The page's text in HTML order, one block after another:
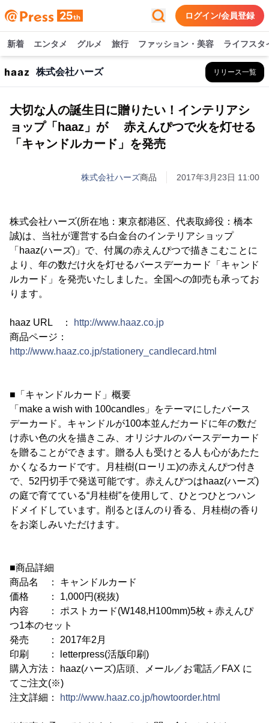
ログイン/会員登録
新着 エンタメ グルメ 旅行 ファッション・美容 ライフスタ
株式会社ハーズ リリース一覧
大切な人の誕生日に贈りたい！インテリアシ
ョップ「haaz」が 赤えんぴつで火を灯せる
「キャンドルカード」を発売
株式会社ハーズ商品 2017年3月23日 11:00
株式会社ハーズ(所在地：東京都港区、代表取締役：橋本
誠)は、当社が運営する白金台のインテリアショップ
「haaz(ハーズ)」で、付属の赤えんぴつで描きこむことに
より、年の数だけ火を灯せるバースデーカード「キャンド
ルカード」を発売いたしました。全国への卸売も承ってお
ります。
haaz URL ：
http://www.haaz.co.jp
商品ページ：
http://www.haaz.co.jp/stationery_candlecard.html
■「キャンドルカード」概要
「make a wish with 100candles」をテーマにしたバース
デーカード。キャンドルが100本並んだカードに年の数だ
け赤い色の火を描きこみ、オリジナルのバースデーカード
を贈ることができます。贈る人も受けとる人も心があたた
かくなるカードです。月桂樹(ローリエ)の赤えんぴつ付き
で、52円切手で発送可能です。赤えんぴつはhaaz(ハーズ)
の庭で育てている“月桂樹”を使用して、ひとつひとつハン
ドメイドしています。削るとほんのり香る、月桂樹の香り
をお楽しみいただけます。
■商品詳細
商品名 ： キャンドルカード
価格 ： 1,000円(税抜)
内容 ： ポストカード(W148,H100mm)5枚＋赤えんぴ
つ1本のセット
発売 ： 2017年2月
印刷 ： letterpress(活版印刷)
購入方法： haaz(ハーズ)店頭、メール／お電話／FAX に
てご注文(※)
注文詳細：
http://www.haaz.co.jp/howtoorder.html